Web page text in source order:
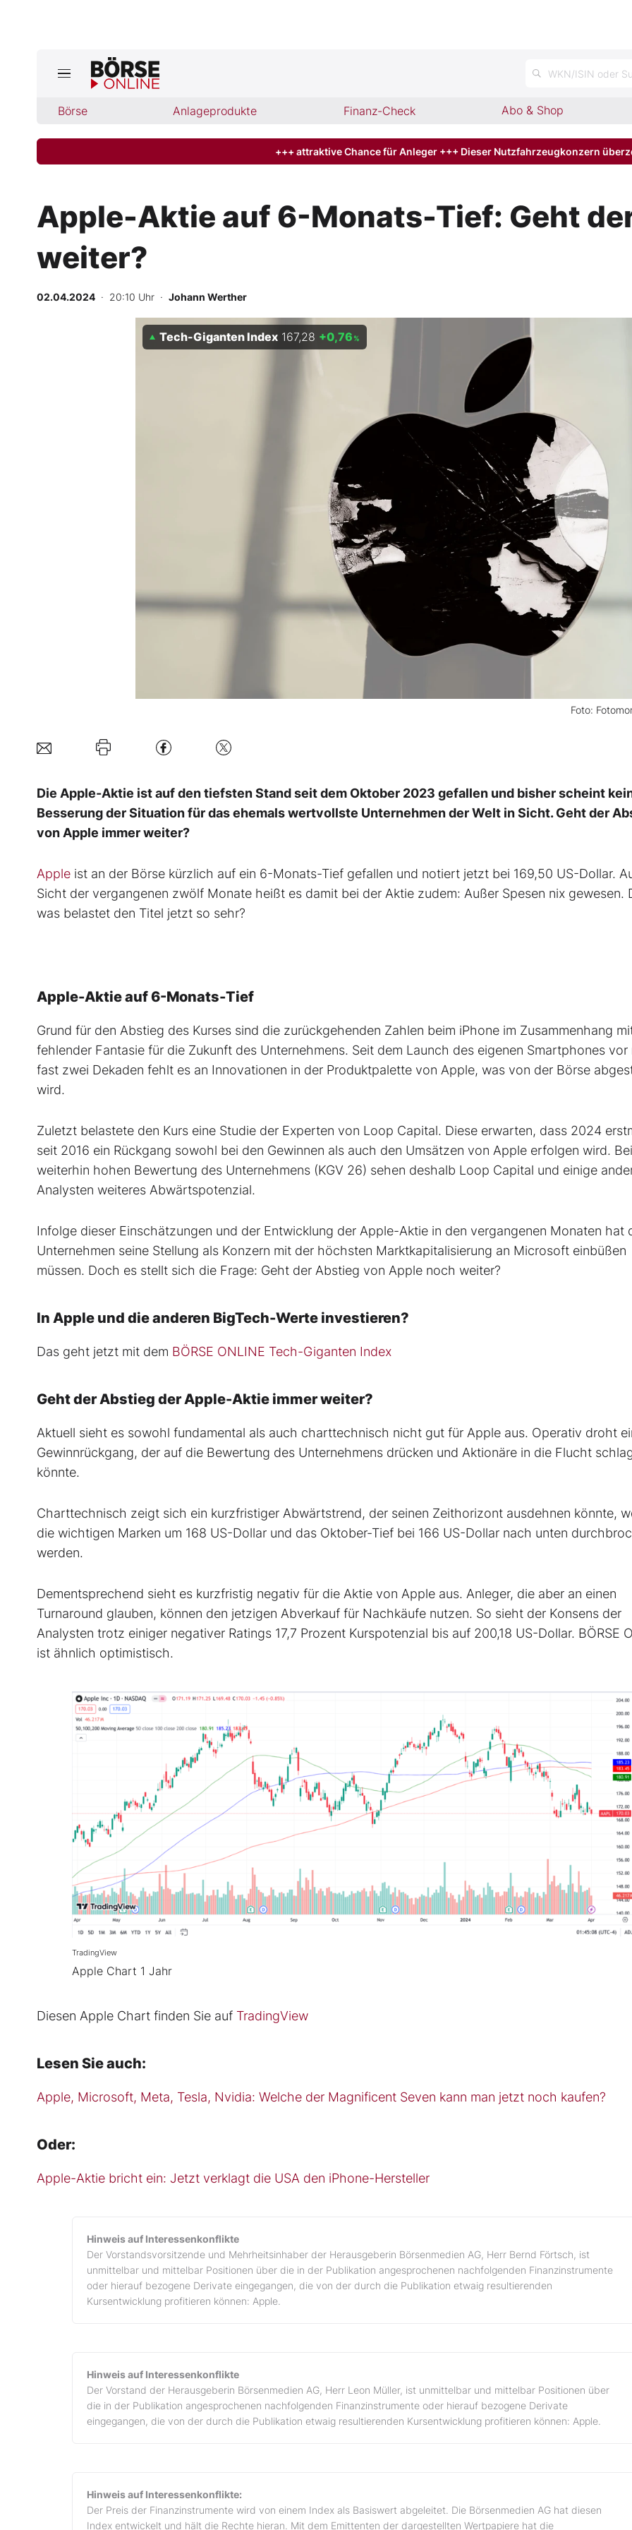
WKN/ISIN oder
Börse Anlageprodukte Finanz-Check Abo & Shop
Börse
Abo & Shop
BO-Musterdepots
Experten
Mein B:O
+++ attraktive Chance für Anleger +++ Dieser Nutzfahrzeugkonzern
Apple-Aktie auf 6-Monats-Tief: Geht
weiter?
02.04.2024 · 20:10 Uhr · Johann Werther
Foto:
Tech-Giganten Index 167,28 +0,76 %
Die Apple-Aktie ist auf den tiefsten Stand seit dem Oktober 2023 gefallen und bisher scheint
Besserung der Situation für das ehemals wertvollste Unternehmen der Welt in Sicht. Geht der
von Apple immer weiter?
Apple ist an der Börse kürzlich auf ein 6-Monats-Tief gefallen und notiert jetzt bei 169,50 US-Dollar.
Sicht der vergangenen zwölf Monate heißt es damit bei der Aktie zudem: Außer Spesen nix gewesen.
was belastet den Titel jetzt so sehr?
Apple-Aktie auf 6-Monats-Tief
Grund für den Abstieg des Kurses sind die zurückgehenden Zahlen beim iPhone im Zusammenhang
fehlender Fantasie für die Zukunft des Unternehmens. Seit dem Launch des eigenen Smartphones vor
fast zwei Dekaden fehlt es an Innovationen in der Produktpalette von Apple, was von der Börse
wird.
Zuletzt belastete den Kurs eine Studie der Experten von Loop Capital. Diese erwarten, dass 2024
seit 2016 ein Rückgang sowohl bei den Gewinnen als auch den Umsätzen von Apple erfolgen wird.
weiterhin hohen Bewertung des Unternehmens (KGV 26) sehen deshalb Loop Capital und einige
Analysten weiteres Abwärtspotenzial.
Infolge dieser Einschätzungen und der Entwicklung der Apple-Aktie in den vergangenen Monaten hat
Unternehmen seine Stellung als Konzern mit der höchsten Marktkapitalisierung an Microsoft einbüßen
müssen. Doch es stellt sich die Frage: Geht der Abstieg von Apple noch weiter?
In Apple und die anderen BigTech-Werte investieren?
Das geht jetzt mit dem BÖRSE ONLINE Tech-Giganten Index
Geht der Abstieg der Apple-Aktie immer weiter?
Aktuell sieht es sowohl fundamental als auch charttechnisch nicht gut für Apple aus. Operativ droht
Gewinnrückgang, der auf die Bewertung des Unternehmens drücken und Aktionäre in die Flucht
könnte.
Charttechnisch zeigt sich ein kurzfristiger Abwärtstrend, der seinen Zeithorizont ausdehnen könnte,
die wichtigen Marken um 168 US-Dollar und das Oktober-Tief bei 166 US-Dollar nach unten
werden.
Dementsprechend sieht es kurzfristig negativ für die Aktie von Apple aus. Anleger, die aber an einen
Turnaround glauben, können den jetzigen Abverkauf für Nachkäufe nutzen. So sieht der Konsens der
Analysten trotz einiger negativer Ratings 17,7 Prozent Kurspotenzial bis auf 200,18 US-Dollar. BÖRSE
ist ähnlich optimistisch.
TradingView
Apple Chart 1 Jahr
Diesen Apple Chart finden Sie auf TradingView
Lesen Sie auch:
Apple, Microsoft, Meta, Tesla, Nvidia: Welche der Magnificent Seven kann man jetzt noch kaufen?
Oder:
Apple-Aktie bricht ein: Jetzt verklagt die USA den iPhone-Hersteller
Hinweis auf Interessenkonflikte
Der Vorstandsvorsitzende und Mehrheitsinhaber der Herausgeberin Börsenmedien AG, Herr Bernd Förtsch, ist
unmittelbar und mittelbar Positionen über die in der Publikation angesprochenen nachfolgenden Finanzinstrumente
oder hierauf bezogene Derivate eingegangen, die von der durch die Publikation etwaig resultierenden
Kursentwicklung profitieren können: Apple.
Hinweis auf Interessenkonflikte
Der Vorstand der Herausgeberin Börsenmedien AG, Herr Leon Müller, ist unmittelbar und mittelbar Positionen über
die in der Publikation angesprochenen nachfolgenden Finanzinstrumente oder hierauf bezogene Derivate
eingegangen, die von der durch die Publikation etwaig resultierenden Kursentwicklung profitieren können: Apple.
Hinweis auf Interessenkonflikte:
Der Preis der Finanzinstrumente wird von einem Index als Basiswert abgeleitet. Die Börsenmedien AG hat diesen
Index entwickelt und hält die Rechte hieran. Mit dem Emittenten der dargestellten Wertpapiere hat die